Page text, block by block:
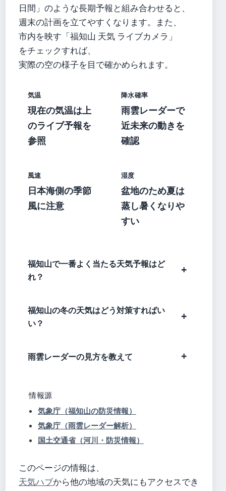
日間」のような長期予報と組み合わせると、
週末の計画を立てやすくなります。また、
市内を映す「福知山 天気 ライブカメラ」
をチェックすれば、
実際の空の様子を目で確かめられます。
気温
現在の気温は上
のライブ予報を
参照
降水確率
雨雲レーダーで
近未来の動きを
確認
風速
日本海側の季節
風に注意
湿度
盆地のため夏は
蒸し暑くなりや
すい
福知山で一番よく当たる天気予報はど
れ？
福知山の冬の天気はどう対策すればい
い？
雨雲レーダーの見方を教えて
情報源
気象庁（福知山の防災情報）
気象庁（雨雲レーダー解析）
国土交通省（河川・防災情報）
このページの情報は、
天気ハブから他の地域の天気にもアクセスでき